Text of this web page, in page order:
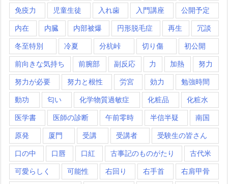
免疫力 児童生徒 入れ歯 入門講座 公開予定
内在 内臓 内部被爆 円形脱毛症 再生 冗談
冬至特別 冷夏 分杭峠 切り傷 初公開
前向きな気持ち 前腕部 副反応 力 加熱 努力
努力が必要 努力と根性 労宮 効力 勉強時間
動功 匂い 化学物質過敏症 化粧品 化粧水
医学書 医師の診断 午前零時 半信半疑 南国
原発 厦門 受講 受講者 受験生の皆さん
口の中 口唇 口紅 古事記のものがたり 古代米
可愛らしく 可能性 右回り 右手首 右肩甲骨